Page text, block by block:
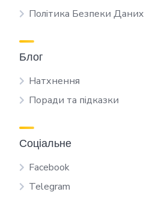
Політика Безпеки Даних
Блог
Натхнення
Поради та підказки
Соціальне
Facebook
Telegram